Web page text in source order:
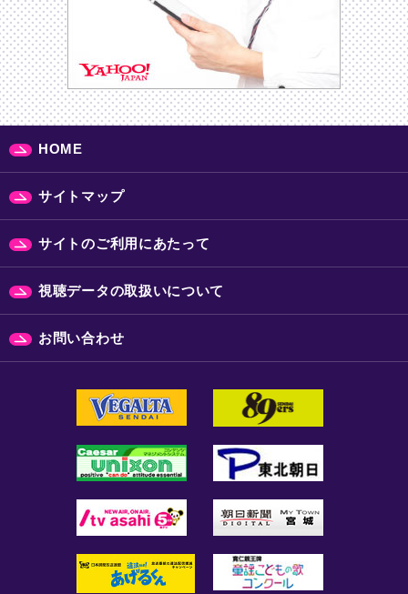
HOME
サイトマップ
サイトのご利用にあたって
視聴データの取扱いについて
お問い合わせ